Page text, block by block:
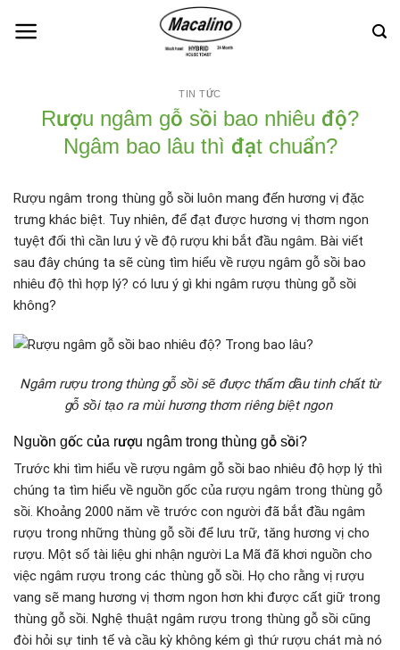
TIN TỨC
Rượu ngâm gỗ sồi bao nhiêu độ?
Ngâm bao lâu thì đạt chuẩn?
Rượu ngâm trong thùng gỗ sồi luôn mang đến hương vị đặc
trưng khác biệt. Tuy nhiên, để đạt được hương vị thơm ngon
tuyệt đối thì cần lưu ý về độ rượu khi bắt đầu ngâm. Bài viết
sau đây chúng ta sẽ cùng tìm hiểu về rượu ngâm gỗ sồi bao
nhiêu độ thì hợp lý? có lưu ý gì khi ngâm rượu thùng gỗ sồi
không?
Ngâm rượu trong thùng gỗ sồi sẽ được thấm dầu tinh chất từ
gỗ sồi tạo ra mùi hương thơm riêng biệt ngon
Nguồn gốc của rượu ngâm trong thùng gỗ sồi?
Trước khi tìm hiểu về rượu ngâm gỗ sồi bao nhiêu độ hợp lý thì
chúng ta tìm hiểu về nguồn gốc của rượu ngâm trong thùng gỗ
sồi. Khoảng 2000 năm về trước con người đã bắt đầu ngâm
rượu trong những thùng gỗ sồi để lưu trữ, tăng hương vị cho
rượu. Một số tài liệu ghi nhận người La Mã đã khơi nguồn cho
việc ngâm rượu trong các thùng gỗ sồi. Họ cho rằng vị rượu
vang sẽ mang hương vị thơm ngon hơn khi được cất giữ trong
thùng gỗ sồi. Nghệ thuật ngâm rượu trong thùng gỗ sồi cũng
đòi hỏi sự tinh tế và cầu kỳ không kém gì thứ rượu chát mà nó